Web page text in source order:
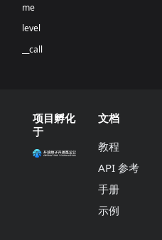
me
level
__call
项目孵化
于
文档
教程
API 参考
手册
示例